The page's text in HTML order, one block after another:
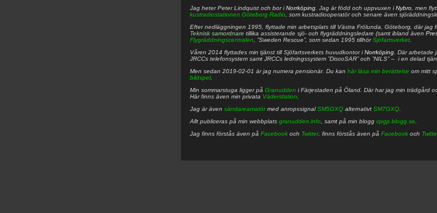
Jag heterPeter Lindquist och bor iNorrköping . Jag är född och uppvuxen iNybro , men
kustradiostationen Göteborg Radio , som kustradiooperatör och senare även
Efter nedläggningen 1995, flyttade min arbetsplats till Västra Frölunda, Göteborg, där jag
Teknisk samordnare tillika assisterande sjö- och flygräddningsledare (samt ibland även
Flygräddningscentralen , ”Sweden Rescue”, som sedan 1995 tillhörSjöfartsverket
Våren 2014 flyttades min tjänst till Sjöfartsverkets huvudkontor iNorrköping . Där arbetade
JRCCs telefonsystem samt JRCCs ledningssystem ”DiscoSAR” och ”NILS” – i en delad
Men sedan 2019-02-01 är jag numera pensionär. Du kan här läsa min berättelse om mitt
bildspel.
Min sommarstuga ligger på Granudden i Färjestaden på Öland. Där har jag min trädgård
Här finns även min privata Väderstation
Jag är även sändareamatörmed anropssignalSM5GXQ alternativt SM7GXQ
Allt publiceras på min webbplats granudden.info , samt på min blogg cpgp.blogg.se
Jag finns förstås även på Facebook och Twitter. finns förstås även på Facebook och